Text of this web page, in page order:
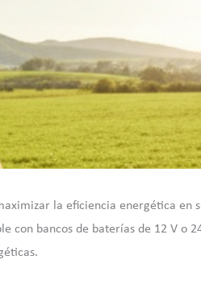
la eficiencia energética
con bancos de baterías de 12 V o